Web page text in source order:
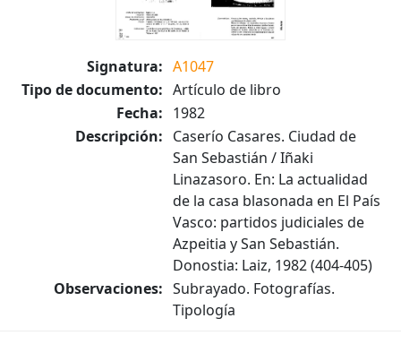
Signatura: A1047
Tipo de documento: Artículo de libro
Fecha: 1982
Descripción: Caserío Casares. Ciudad de
San Sebastián / Iñaki
Linazasoro. En: La actualidad
de la casa blasonada en El País
Vasco: partidos judiciales de
Azpeitia y San Sebastián.
Donostia: Laiz, 1982 (404-405)
Observaciones: Subrayado. Fotografías.
Tipología